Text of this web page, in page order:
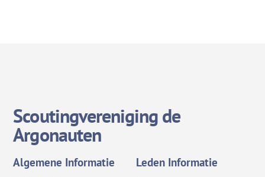
Scoutingvereniging de
Argonauten
Algemene Informatie Leden Informatie